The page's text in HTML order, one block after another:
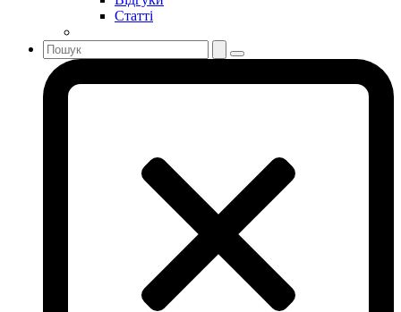
Статті